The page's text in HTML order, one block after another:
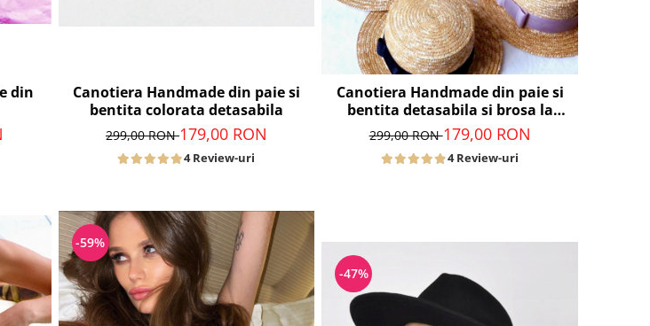
din
Canotiera Handmade din paie si
bentita colorata detasabila
299,00 RON179,00 RON
4 Review-uri
Canotiera Handmade din paie si
bentita detasabila si brosa la
alegere
299,00 RON179,00 RON
4 Review-uri
-59%
-47%